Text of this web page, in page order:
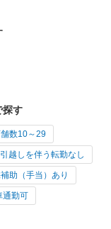
探す
数10～29
越しを伴う転勤なし
助（手当）あり
通勤可